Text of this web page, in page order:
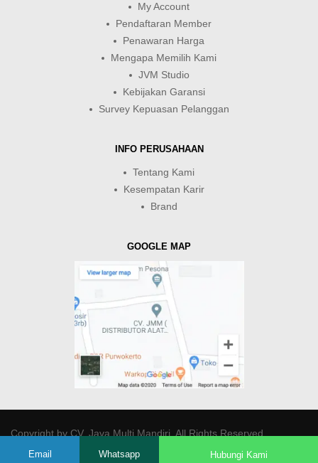
My Account
Pendaftaran Member
Penawaran Harga
Mengapa Memilih Kami
JVM Studio
Kebijakan Garansi
Survey Kepuasan Pelanggan
INFO PERUSAHAAN
Tentang Kami
Kesempatan Karir
Brand
GOOGLE MAP
Copyright byCV. Java Multi Mandiri. All Rights Reserved.
Email Whatsapp Hubungi Kami